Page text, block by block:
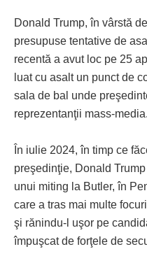
Donald Trump, în vârstă
presupuse tentative de
recentă a avut loc pe 25
luat cu asalt un punct de
sala de bal unde
reprezentanţii mass-media.
În iulie 2024, în timp ce
preşedinţie, Donald
unui miting la Butler, în
care a tras mai multe
şi rănindu-l uşor pe
împuşcat de forţele de